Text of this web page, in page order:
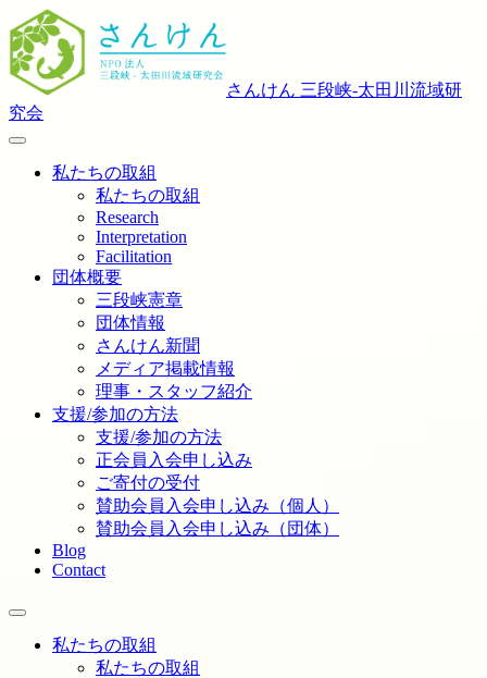
さんけん 三段峡‐太田川流域研
究会
私たちの取組
私たちの取組
Research
Interpretation
Facilitation
団体概要
三段峡憲章
団体情報
さんけん新聞
メディア掲載情報
理事・スタッフ紹介
支援/参加の方法
支援/参加の方法
正会員入会申し込み
ご寄付の受付
賛助会員入会申し込み（個人）
賛助会員入会申し込み（団体）
Blog
Contact
私たちの取組
私たちの取組